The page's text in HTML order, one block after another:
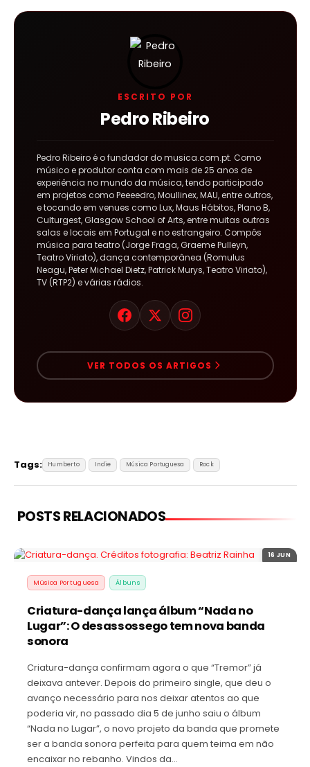
ESCRITO POR
Pedro Ribeiro
Pedro Ribeiro é o fundador do musica.com.pt. Como
músico e produtor conta com mais de 25 anos de
experiência no mundo da música, tendo participado
em projetos como Peeeedro, Moullinex, MAU, entre outros,
e tocando em venues como Lux, Maus Hábitos, Plano B,
Culturgest, Glasgow School of Arts, entre muitas outras
salas e locais em Portugal e no estrangeiro. Compôs
música para teatro (Jorge Fraga, Graeme Pulleyn,
Teatro Viriato), dança contemporânea (Romulus
Neagu, Peter Michael Dietz, Patrick Murys, Teatro Viriato),
TV (RTP2) e várias rádios.
VER TODOS OS ARTIGOS
Tags: Humberto Indie Música Portuguesa Rock
POSTS RELACIONADOS
16 JUN
Música Portuguesa Álbuns
Criatura-dança lança álbum “Nada no
Lugar”: O desassossego tem nova banda
sonora
Criatura-dança confirmam agora o que “Tremor” já
deixava antever. Depois do primeiro single, que deu o
avanço necessário para nos deixar atentos ao que
poderia vir, no passado dia 5 de junho saiu o álbum
“Nada no Lugar”, o novo projeto da banda que promete
ser a banda sonora perfeita para quem teima em não
encaixar no rebanho. Vindos da…